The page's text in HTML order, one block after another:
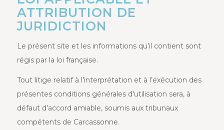
ATTRIBUTION DE
JURIDICTION
Le présent site et les informations qu’il contient sont
régis par la loi française.
Tout litige relatif à l’interprétation et à l’exécution des
présentes conditions générales d’utilisation sera, à
défaut d’accord amiable, soumis aux tribunaux
compétents de Carcassonne.